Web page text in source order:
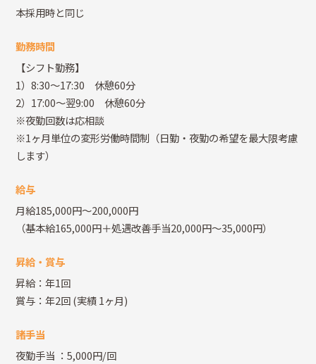
本採用時と同じ
勤務時間
【シフト勤務】
1）8:30～17:30 休憩60分
2）17:00～翌9:00 休憩60分
※夜勤回数は応相談
※1ヶ月単位の変形労働時間制（日勤・夜勤の希望を最大限考慮
します）
給与
月給185,000円～200,000円
（基本給165,000円＋処遇改善手当20,000円～35,000円）
昇給・賞与
昇給：年1回
賞与：年2回(実績 1ヶ月)
諸手当
夜勤手当 ：5,000円/回